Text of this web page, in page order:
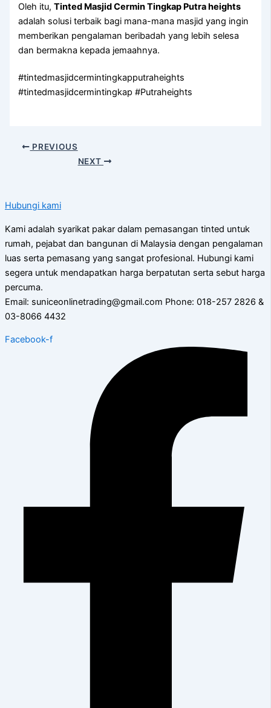
Oleh itu,Tinted Masjid Cermin Tingkap Putra heights
adalah solusi terbaik bagi mana-mana masjid yang ingin
memberikan pengalaman beribadah yang lebih selesa
dan bermakna kepada jemaahnya.
#tintedmasjidcermintingkapputraheights
#tintedmasjidcermintingkap #Putraheights
PREVIOUS
NEXT
Hubungi kami
Kami adalah syarikat pakar dalam pemasangan tinted untuk
rumah, pejabat dan bangunan di Malaysia dengan pengalaman
luas serta pemasang yang sangat profesional. Hubungi kami
segera untuk mendapatkan harga berpatutan serta sebut harga
percuma.
Email: suniceonlinetrading@gmail.com Phone: 018-257 2826 &
03-8066 4432
Facebook-f